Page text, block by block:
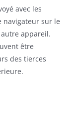
avec les
navigateur sur le
appareil.
être
des tierces